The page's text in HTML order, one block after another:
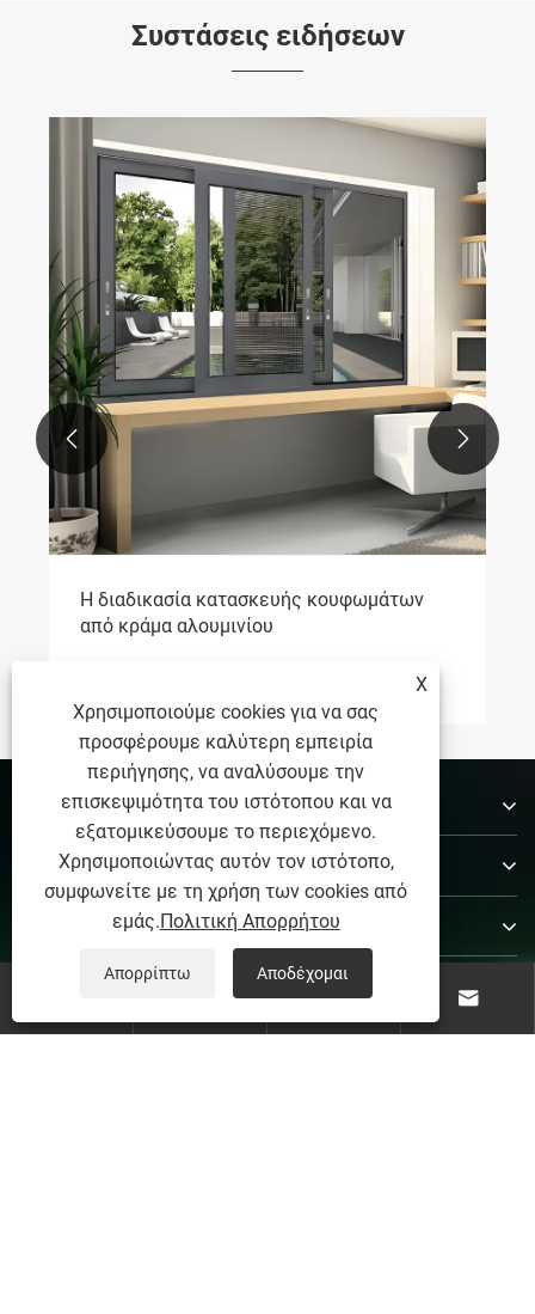
Συστάσεις ειδήσεων
Η διαδικασία κατασκευής κουφωμάτων
από κράμα αλουμινίου
 
Σχετικά με εμάς
Προϊόντα
Επικοινωνήστε μαζί μας
ΑΚΟΛΟΥΘΗΣΕ ΜΑΣ  
X
Χρησιμοποιούμε cookies για να σας
προσφέρουμε καλύτερη εμπειρία
περιήγησης, να αναλύσουμε την
επισκεψιμότητα του ιστότοπου και να
εξατομικεύσουμε το περιεχόμενο.
Χρησιμοποιώντας αυτόν τον ιστότοπο,
συμφωνείτε με τη χρήση των cookies από
εμάς.Πολιτική Απορρήτου
Απορρίπτω Αποδέχομαι